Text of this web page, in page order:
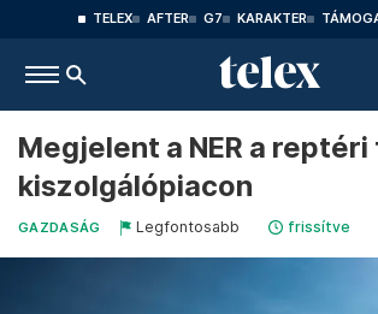
TELEX AFTER G7 KARAKTER
Megjelent a NER a
kiszolgálópiacon
GAZDASÁG Legfontosabb frissítve